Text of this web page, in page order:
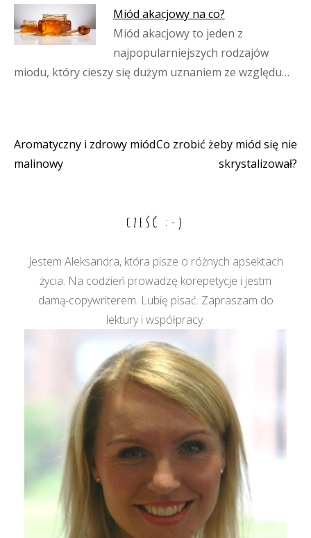
Miód akacjowy na co?
Miód akacjowy to jeden z
najpopularniejszych rodzajów
miodu, który cieszy się dużym uznaniem ze względu…
Nawigacja
Aromatyczny i zdrowy miód
malinowy
Co zrobić żeby miód się nie
skrystalizował?
CZEŚĆ :-)
Jestem Aleksandra, która pisze o różnych apsektach
życia. Na codzień prowadzę korepetycje i jestm
damą-copywriterem. Lubię pisać. Zapraszam do
lektury i współpracy.